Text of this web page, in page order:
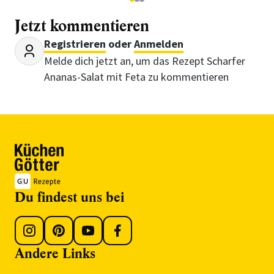
Jetzt kommentieren
Registrieren oderAnmelden
Melde dich jetzt an, um das Rezept Scharfer
Ananas-Salat mit Feta zu kommentieren
Du findest uns bei
Andere Links